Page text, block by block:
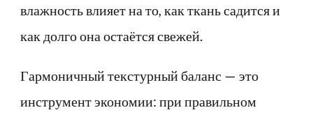
влажность влияет на то, как ткань садится и
как долго она остаётся свежей.
Гармоничный текстурный баланс — это
инструмент экономии: при правильном